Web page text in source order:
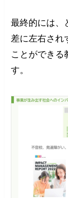
最終的には、
差に左右され
ことができる
す。